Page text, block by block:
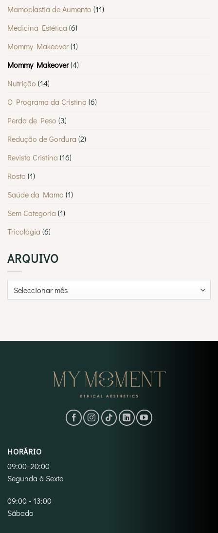
Mamoplastia de Aumento (11)
Medicina Estética (6)
Mommy Makeover(1)
Mommy Makeover(4)
Nutrição (14)
O Programa da Cristina (6)
Perda de Peso (3)
Redução de Gordura (2)
Revista Cristina (16)
Rosto (1)
Saúde da Mama (1)
Sem Categoria (1)
Tricologia (6)
ARQUIVO
Arquivo
HORÁRIO
09:00–20:00
Segunda à Sexta
09:00 - 13:00
Sábado